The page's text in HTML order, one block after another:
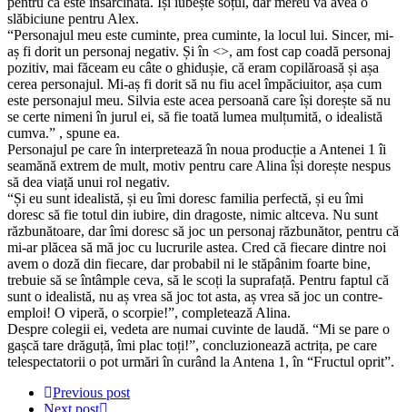
slăbiciune pentru Alex.
“Personajul meu este cuminte, prea cuminte, la locul lui. Sincer, mi-
aș fi dorit un personaj negativ. Și în <>, am fost cap coadă personaj
pozitiv, mai făceam eu câte o ghidușie, că eram copilăroasă și așa
cerea personajul. Mi-aș fi dorit să nu fiu acel împăciuitor, așa cum
este personajul meu. Silvia este acea persoană care își dorește să nu
se certe nimeni în jurul ei, să fie toată lumea mulțumită, o idealistă
cumva.” , spune ea.
Personajul pe care în interpretează în noua producție a Antenei 1 îi
seamănă extrem de mult, motiv pentru care Alina își dorește nespus
să dea viață unui rol negativ.
“Și eu sunt idealistă, și eu îmi doresc familia perfectă, și eu îmi
doresc să fie totul din iubire, din dragoste, nimic altceva. Nu sunt
răzbunătoare, dar îmi doresc să joc un personaj răzbunător, pentru că
mi-ar plăcea să mă joc cu lucrurile astea. Cred că fiecare dintre noi
avem o doză din fiecare, dar probabil ni le stăpânim foarte bine,
trebuie să se întâmple ceva, să le scoți la suprafață. Pentru faptul că
sunt o idealistă, nu aș vrea să joc tot asta, aș vrea să joc un contre-
emploi! O viperă, o scorpie!”, completează Alina.
Despre colegii ei, vedeta are numai cuvinte de laudă. “Mi se pare o
gașcă tare drăguță, îmi plac toți!”, concluzionează actrița, pe care
telespectatorii o pot urmări în curând la Antena 1, în “Fructul oprit”.
Previous post
Next post